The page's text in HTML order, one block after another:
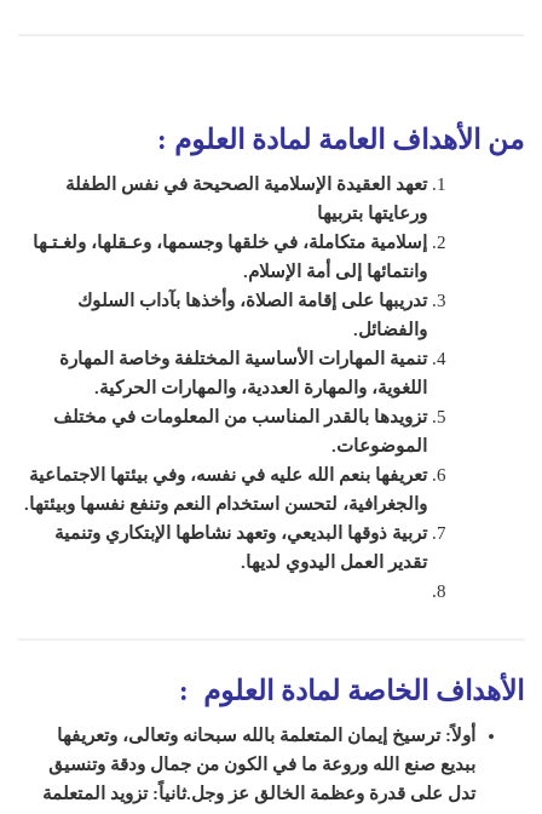
من الأهداف العامة لمادة العلوم :
تعهد العقيدة الإسلامية الصحيحة في نفس الطفلة
ورعايتها بتربيها
إسلامية متكاملة، في خلقها وجسمها، وعـقلها، ولغـتـها
وانتمائها إلى أمة الإسلام.
تدريبها على إقامة الصلاة، وأخذها بآداب السلوك
والفضائل.
تنمية المهارات الأساسية المختلفة وخاصة المهارة
اللغوية، والمهارة العددية، والمهارات الحركية.
تزويدها بالقدر المناسب من المعلومات في مختلف
الموضوعات.
تعريفها بنعم الله عليه في نفسه، وفي بيئتها الاجتماعية
والجغرافية، لتحسن استخدام النعم وتنفع نفسها وبيئتها.
تربية ذوقها البديعي، وتعهد نشاطها الإبتكاري وتنمية
تقدير العمل اليدوي لديها.
الأهداف الخاصة لمادة العلوم :
أولاً: ترسيخ إيمان المتعلمة بالله سبحانه وتعالى، وتعريفها
ببديع صنع الله وروعة ما في الكون من جمال ودقة وتنسيق
تدل على قدرة وعظمة الخالق عز وجل.ثانياً: تزويد المتعلمة